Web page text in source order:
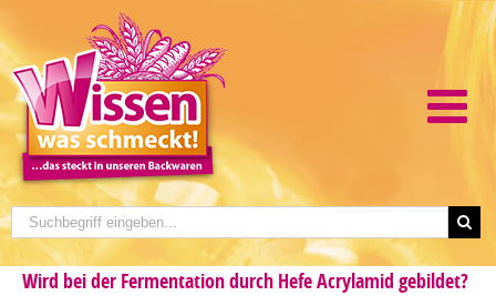
Wird bei der Fermentation durch Hefe Acrylamid gebildet?